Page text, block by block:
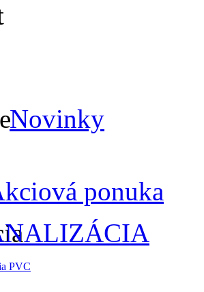
Novinky
ponuka
PVC